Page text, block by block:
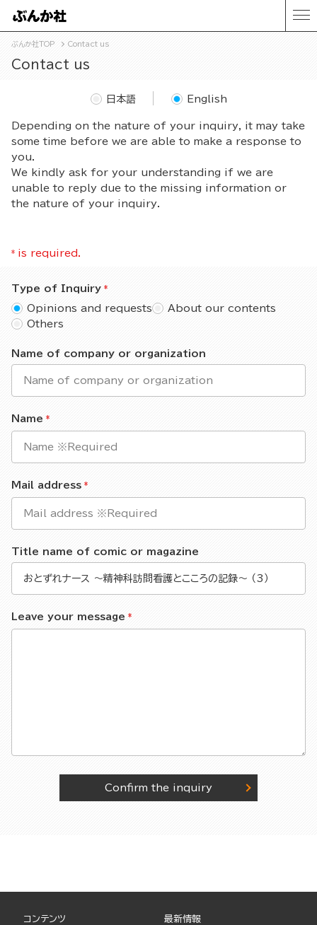
ぶんか社TOP Contact us
Contact us
Depending on the nature of your inquiry, it may take
some time before we are able to make a response to
you.
We kindly ask for your understanding if we are
unable to reply due to the missing information or
the nature of your inquiry.
日本語 English
* is required.
Type of Inquiry
Opinions and requests
About our contents
Others
Name of company or organization
Name
Mail address
Title name of comic or magazine
Leave your message
Confirm the inquiry
コンテンツ 最新情報